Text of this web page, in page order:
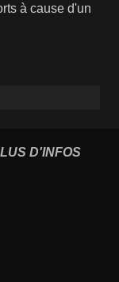
à cause d'un
D'INFOS